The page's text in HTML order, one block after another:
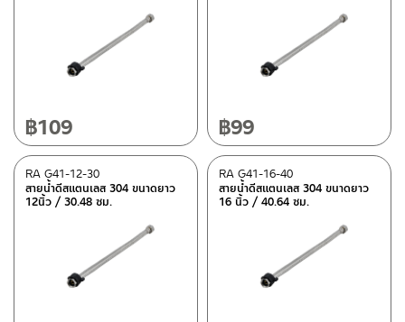
฿109 ฿99
สายน้ำดีสแตนเลส 304 ขนาดยาว
12นิ้ว / 30.48 ซม.
RA G41-12-30
สายน้ำดีสแตนเลส 304 ขนาดยาว
16 นิ้ว / 40.64 ซม.
RA G41-16-40